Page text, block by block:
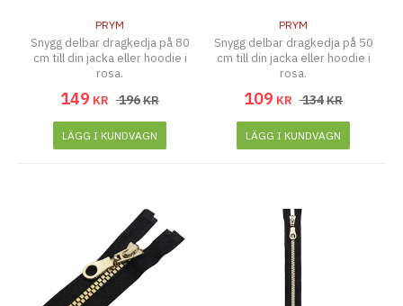
PRYM
Snygg delbar dragkedja på 80
cm till din jacka eller hoodie i
rosa.
149 KR 196KR
LÄGG I KUNDVAGN
PRYM
Snygg delbar dragkedja på 50
cm till din jacka eller hoodie i
rosa.
109 KR 134KR
LÄGG I KUNDVAGN